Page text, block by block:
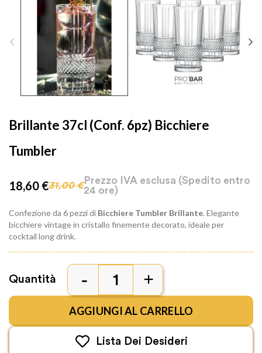
Brillante 37cl (conf. 6pz) Bicchiere
Tumbler
18,60 €31,00 €Prezzo IVA esclusa (Spedito entro
24 ore)
Confezione da 6 pezzi di Bicchiere Tumbler Brillante. Elegante
bicchiere vintage in cristallo finemente decorato, ideale per
cocktail long drink.
Quantità
AGGIUNGI AL CARRELLO
Lista Dei Desideri